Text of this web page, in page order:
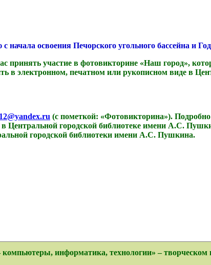
освоения Печорского угольного бассейна и
участие в фотовикторине «Наш город»,
в электронном, печатном или рукописном виде в
(с пометкой: «Фотовикторина»).
в Центральной городской библиотеке имени А.С.
городской библиотеки имени А.С. Пушкина.
информатика, технологии» –